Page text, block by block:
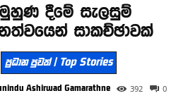
දීමේ සැලසුම්
සාකච්ඡාවක්
ප්‍රධාන පුවත් | Top Stories
Ashirwad Gamarathne 0
392